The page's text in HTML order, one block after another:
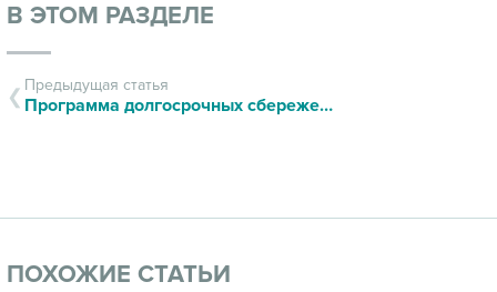
В ЭТОМ РАЗДЕЛЕ
Предыдущая статья
Программа долгосрочных сбережений
ПОХОЖИЕ СТАТЬИ